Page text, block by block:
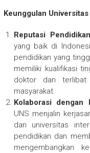
Keunggulan
Reputasi
yang baik di
pendidikan yang
memiliki kualifikasi
doktor dan terlibat
masyarakat.
Kolaborasi
UNS menjalin
dan universitas
pendidikan dan
mengembangkan